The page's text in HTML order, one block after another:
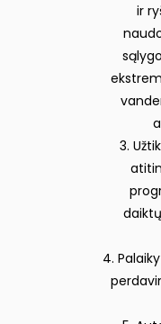
ir
3.
4.